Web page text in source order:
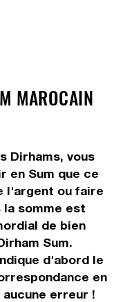
MAROCAIN
Dirhams, vous
en Sum que ce
l'argent ou faire
somme est
de bien
Sum.
d'abord le
en
erreur !